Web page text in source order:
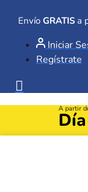
contenido
Envío GRATIS a
Iniciar
Regístrate
A partir